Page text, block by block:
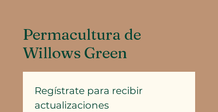
Permacultura de
Willows Green
Regístrate para recibir
actualizaciones